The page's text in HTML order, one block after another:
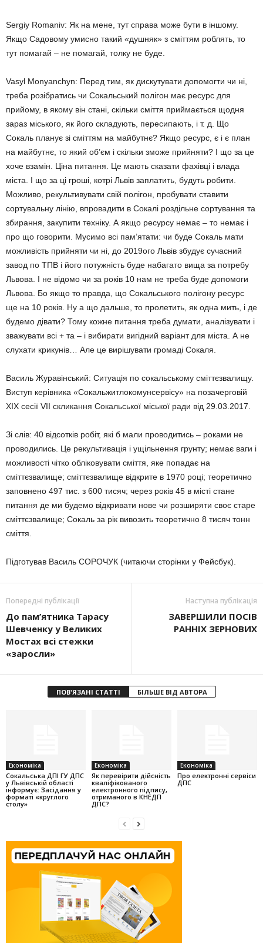
Sergiy Romaniv: Як на мене, тут справа може бути в іншому.
Якщо Садовому умисно такий «душняк» з сміттям роблять, то
тут помагай – не помагай, толку не буде.
Vasyl Monyanchyn: Перед тим, як дискутувати допомогти чи ні,
треба розібратись чи Сокальський полігон має ресурс для
прийому, в якому він стані, скільки сміття приймається щодня
зараз міського, як його складують, пересипають, і т. д. Що
Сокаль планує зі сміттям на майбутнє? Якщо ресурс, є і є план
на майбутнє, то який об’єм і скільки зможе прийняти? І що за це
хоче взамін. Ціна питання. Це мають сказати фахівці і влада
міста. І що за ці гроші, котрі Львів заплатить, будуть робити.
Можливо, рекультивувати свій полігон, пробувати ставити
сортувальну лінію, впровадити в Сокалі роздільне сортування та
збирання, закупити техніку. А якщо ресурсу немає – то немає і
про що говорити. Мусимо всі пам’ятати: чи буде Сокаль мати
можливість прийняти чи ні, до 2019ого Львів збудує сучасний
завод по ТПВ і його потужність буде набагато вища за потребу
Львова. І не відомо чи за років 10 нам не треба буде допомоги
Львова. Бо якщо то правда, що Сокальського полігону ресурс
ще на 10 років. Ну а що дальше, то пролетить, як одна мить, і де
будемо дівати? Тому кожне питання треба думати, аналізувати і
зважувати всі + та – і вибирати вигідний варіант для міста. А не
слухати крикунів… Але це вирішувати громаді Сокаля.
Василь Журавінський: Ситуація по сокальському сміттєзвалищу.
Виступ керівника «Сокальжитлокомунсервісу» на позачерговій
XIX сесії VII скликання Сокальської міської ради від 29.03.2017.
Зі слів: 40 відсотків робіт, які б мали проводитись – роками не
проводились. Це рекультивація і ущільнення грунту; немає ваги і
можливості чітко обліковувати сміття, яке попадає на
сміттєзвалище; сміттєзвалище відкрите в 1970 році; теоретично
заповнено 497 тис. з 600 тисяч; через років 45 в місті стане
питання де ми будемо відкривати нове чи розширяти своє старе
сміттєзвалище; Сокаль за рік вивозить теоретично 8 тисяч тонн
сміття.
Підготував Василь СОРОЧУК (читаючи сторінки у Фейсбук).
Попередні публікації
До пам’ятника Тарасу
Шевченку у Великих
Мостах всі стежки
«заросли»
Наступна публікація
ЗАВЕРШИЛИ ПОСІВ
РАННІХ ЗЕРНОВИХ
ПОВ'ЯЗАНІ СТАТТІ БІЛЬШЕ ВІД АВТОРА
Економіка
Cокальська ДПІ ГУ ДПС
у Львівській області
інформує: Засідання у
форматі «круглого
столу»
Економіка
Як перевірити дійсність
кваліфікованого
електронного підпису,
отриманого в КНЕДП
ДПС?
Економіка
Про електронні сервіси
ДПС